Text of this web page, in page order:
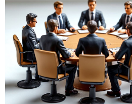
进口替代
国防工业
专家
编辑部的电话号码:+7 495 727-01-67
编辑电子邮件:
新闻部